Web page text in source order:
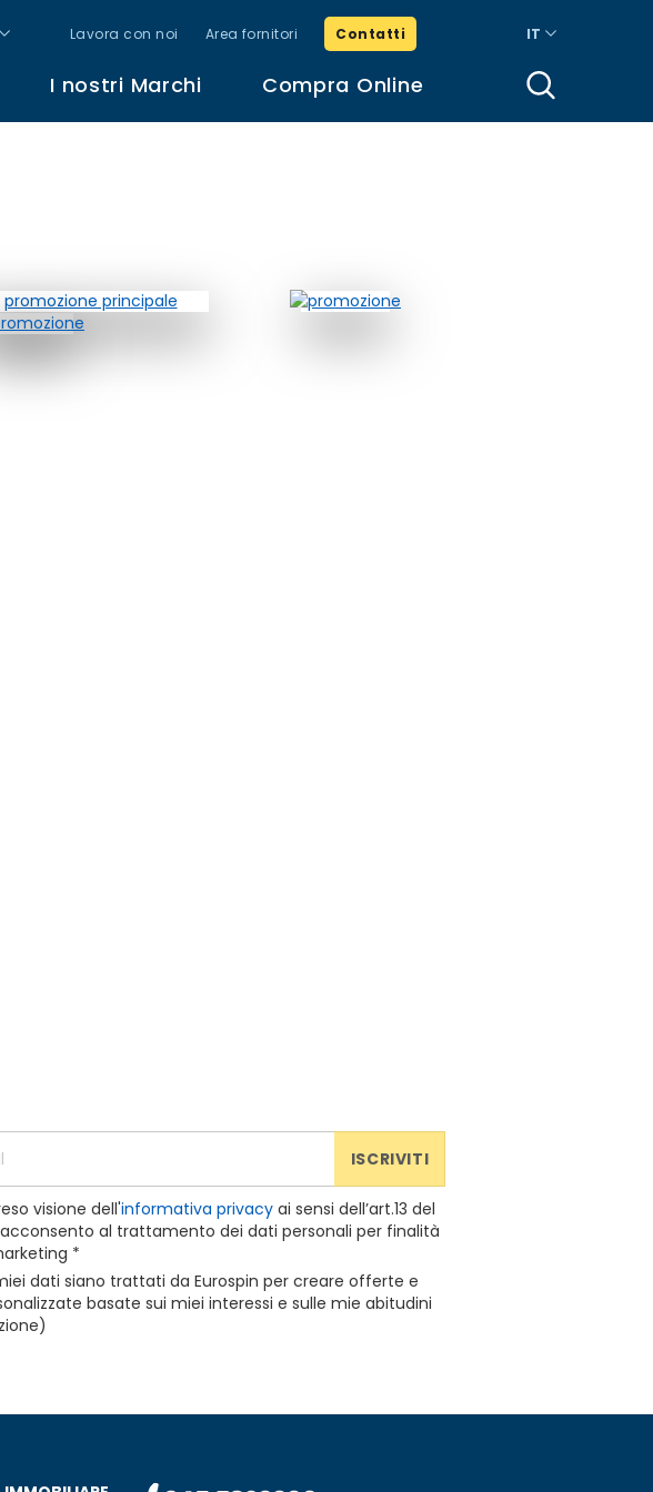
Lavora con noi Area fornitori Contatti IT
I nostri Marchi Compra Online
ISCRIVITI
visione dell'informativa privacyai sensi dell’art.13 del
acconsento al trattamento dei dati personali per finalità
*
dati siano trattati da Eurospin per creare offerte e
basate sui miei interessi e sulle mie abitudini